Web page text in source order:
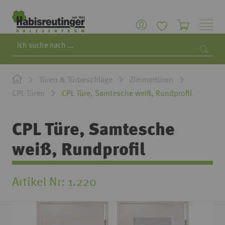
Türen & Türbeschläge
Zimmertüren
CPL-Türen
CPL Türe, Samtesche weiß, Rundprofil
CPL Türe, Samtesche
weiß, Rundprofil
Artikel Nr 1.220